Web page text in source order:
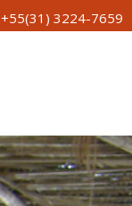
+55(31) 3224-7659